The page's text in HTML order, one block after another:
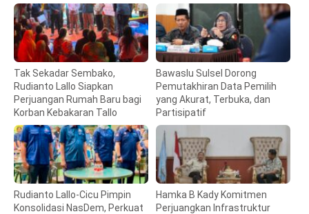
Tak Sekadar Sembako,
Rudianto Lallo Siapkan
Perjuangan Rumah Baru bagi
Korban Kebakaran Tallo
Bawaslu Sulsel Dorong
Pemutakhiran Data Pemilih
yang Akurat, Terbuka, dan
Partisipatif
Rudianto Lallo-Cicu Pimpin
Konsolidasi NasDem, Perkuat
Hamka B Kady Komitmen
Perjuangkan Infrastruktur